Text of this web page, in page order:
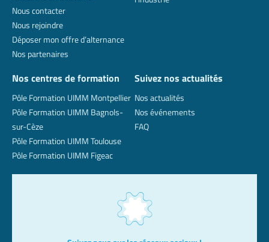
Nous contacter
Nous rejoindre
Déposer mon offre d’alternance
Nos partenaires
Nos centres de formation
Pôle Formation UIMM Montpellier
Pôle Formation UIMM Bagnols-
sur-Cèze
Pôle Formation UIMM Toulouse
Pôle Formation UIMM Figeac
Suivez nos actualités
Nos actualités
Nos événements
FAQ